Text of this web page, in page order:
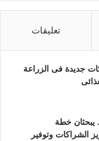
تعليقات
جديدة فى الزراعة
يبحثان خطة
الشراكات وتوفير